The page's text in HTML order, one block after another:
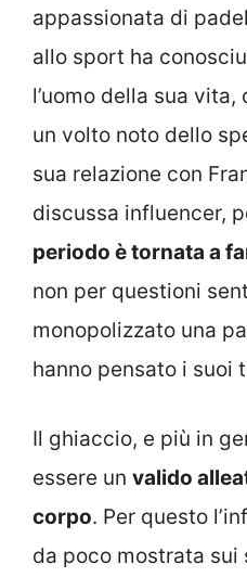
appassionata di
allo sport ha
l’uomo della sua
un volto noto dello
sua relazione con
discussa influencer,
periodo è tornata a
non per questioni
monopolizzato una
hanno pensato i suoi
Il ghiaccio, e più in
essere un valido
corpo. Per questo
da poco mostrata sui